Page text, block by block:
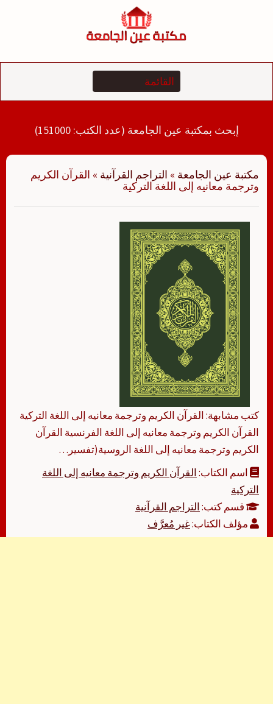
إبحث بمكتبة عين الجامعة (عدد الكتب: 151000)
مكتبة عين الجامعة » التراجم القرآنية » القرآن الكريم
وترجمة معانيه إلى اللغة‎ التركية
كتب مشابهة: القرآن الكريم وترجمة معانيه إلى اللغة التركية
القرآن الكريم وترجمة معانيه إلى اللغة‎ الفرنسية القرآن
الكريم وترجمة معانيه إلى اللغة‎ الروسية(تفسير…
اسم الكتاب:
التركية
قسم كتب:التراجم القرآنية
مؤلف الكتاب:غير مُعرَّف